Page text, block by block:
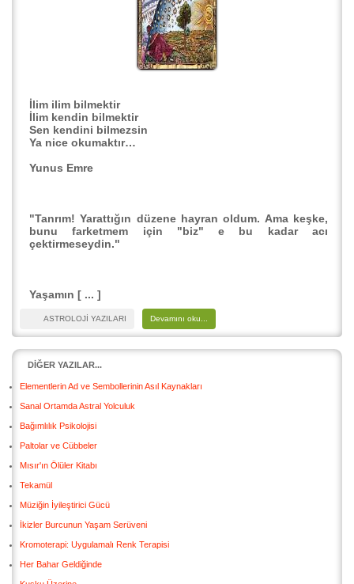
İlim ilim bilmektir
İlim kendin bilmektir
Sen kendini bilmezsin
Ya nice okumaktır…
Yunus Emre
"Tanrım! Yarattığın düzene hayran oldum. Ama keşke,
bunu farketmem için "biz" e bu kadar acı
çektirmeseydin."
Yaşamın [ ... ]
ASTROLOJİ YAZILARI Devamını oku...
DIĞER YAZILAR...
Elementlerin Ad ve Sembollerinin Asıl Kaynakları
Sanal Ortamda Astral Yolculuk
Bağımlılık Psikolojisi
Paltolar ve Cübbeler
Mısır'ın Ölüler Kitabı
Tekamül
Müziğin İyileştirici Gücü
İkizler Burcunun Yaşam Serüveni
Kromoterapi: Uygulamalı Renk Terapisi
Her Bahar Geldiğinde